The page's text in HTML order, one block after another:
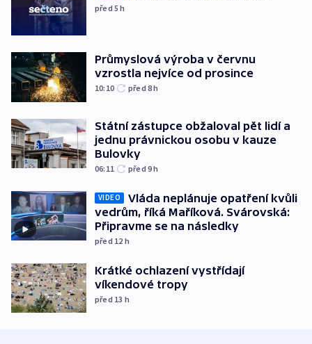
před 5h
Průmyslová výroba v červnu
vzrostla nejvíce od prosince
10:10 před 8h
Státní zástupce obžaloval pět lidí a
jednu právnickou osobu v kauze
Bulovky
06:11 před 9h
VIDEO
Vláda neplánuje opatření kvůli
vedrům, říká Maříková. Svárovská:
Připravme se na následky
před 12 h
Krátké ochlazení vystřídají
víkendové tropy
před 13 h